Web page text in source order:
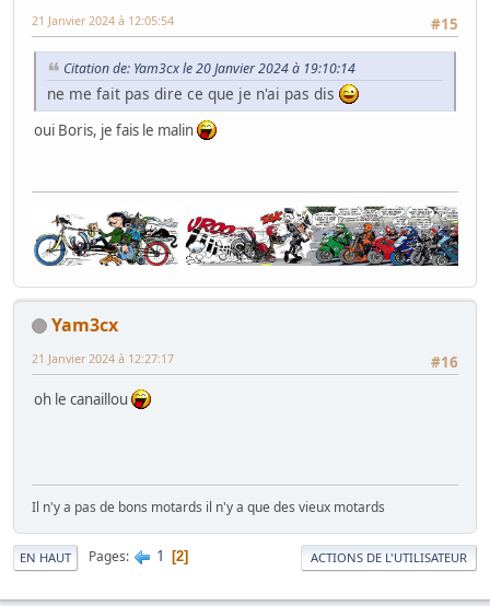
#15
21 Janvier 2024 à 12:05:54
Citation de: Yam3cx le 20 Janvier 2024 à 19:10:14
ne me fait pas dire ce que je n'ai pas dis
oui Boris, je fais le malin
Yam3cx
#16
21 Janvier 2024 à 12:27:17
oh le canaillou
Il n'y a pas de bons motards il n'y a que des vieux motards
EN HAUT Pages 1 2 ACTIONS DE L'UTILISATEUR